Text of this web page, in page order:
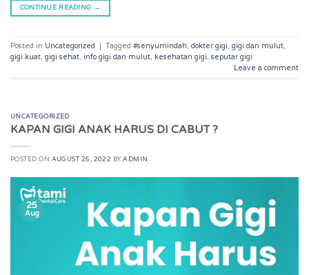
CONTINUE READING →
Posted in Uncategorized | Tagged #senyumindah, dokter gigi, gigi dan mulut,
gigi kuat, gigi sehat, info gigi dan mulut, kesehatan gigi, seputar gigi
Leave a comment
UNCATEGORIZED
KAPAN GIGI ANAK HARUS DI CABUT ?
POSTED ON AUGUST 25, 2022 BYADMIN
25
Aug